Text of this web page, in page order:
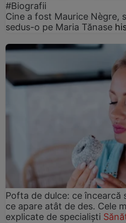
#Biografii
Cine a fost Maurice Nègre,
sedus-o pe Maria Tănase
Pofta de dulce: ce încearcă
ce apare atât de des. Cele
explicate de specialiști